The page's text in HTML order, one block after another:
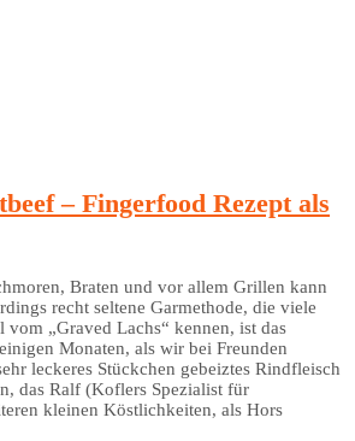
– Fingerfood Rezept als
Braten und vor allem Grillen kann
recht seltene Garmethode, die viele
vom „Graved Lachs“ kennen, ist das
Monaten, als wir bei Freunden
leckeres Stückchen gebeiztes Rindfleisch
das Ralf (Koflers Spezialist für
kleinen Köstlichkeiten, als Hors